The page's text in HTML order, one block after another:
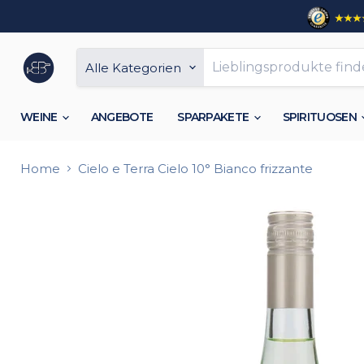
Alle Kategorien
WEINE ANGEBOTE SPARPAKETE SPIRITUOSEN
Home Cielo e Terra Cielo 10° Bianco frizzante